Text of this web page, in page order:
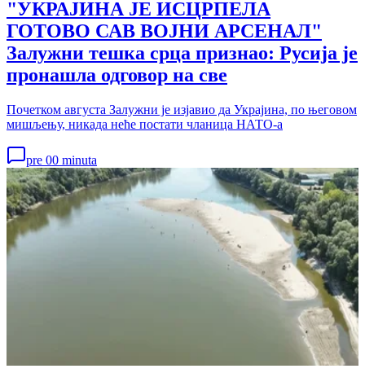
"УКРАЈИНА ЈЕ ИСЦРПЕЛА
ГОТОВО САВ ВОЈНИ АРСЕНАЛ"
Залужни тешка срца признао: Русија је
пронашла одговор на све
Почетком августа Залужни је изјавио да Украјина, по његовом
мишљењу, никада неће постати чланица НАТО-а
pre 00 minuta